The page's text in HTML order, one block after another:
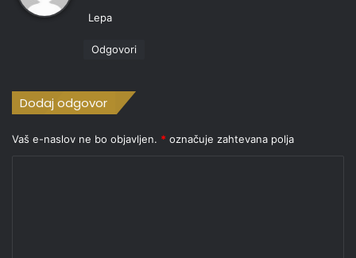
:
Lepa
Odgovori
Dodaj odgovor
Vaš e-naslov ne bo objavljen. * označuje zahtevana polja